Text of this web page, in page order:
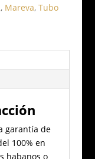
, Mareva, Tubo
garantía de
100% en
habanos o